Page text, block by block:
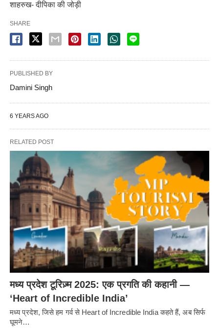
शाहरुख- दीपिका की जोड़ी
SHARE
PUBLISHED BY
Damini Singh
6 YEARS AGO
RELATED POST
मध्य प्रदेश टूरिज़्म 2025: एक प्रगति की कहानी —
‘Heart of Incredible India’
मध्य प्रदेश, जिसे हम गर्व से Heart of Incredible India कहते हैं, अब सिर्फ
घूमने…